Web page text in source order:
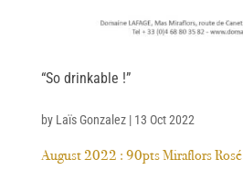
August 2022 : 90pts Miraflors Rosé
by Laïs Gonzalez| 13 Oct 2022
“So drinkable !”